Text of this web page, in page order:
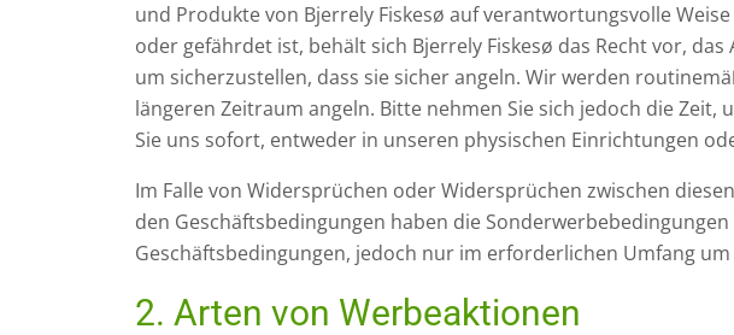
und Produkte von Bjerrely Fiskesø auf verantwortungsvolle
oder gefährdet ist, behält sich Bjerrely Fiskesø das Recht vor,
um sicherzustellen, dass sie sicher angeln. Wir werden
längeren Zeitraum angeln. Bitte nehmen Sie sich jedoch die
Sie uns sofort, entweder in unseren physischen Einrichtungen
Im Falle von Widersprüchen oder Widersprüchen zwischen
den Geschäftsbedingungen haben die
Geschäftsbedingungen, jedoch nur im erforderlichen Umfang
2. Arten von Werbeaktionen